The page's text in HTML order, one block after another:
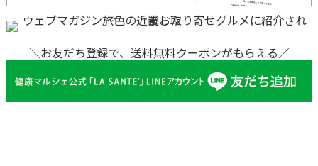
＼お友だち登録で、送料無料クーポンがもらえる／